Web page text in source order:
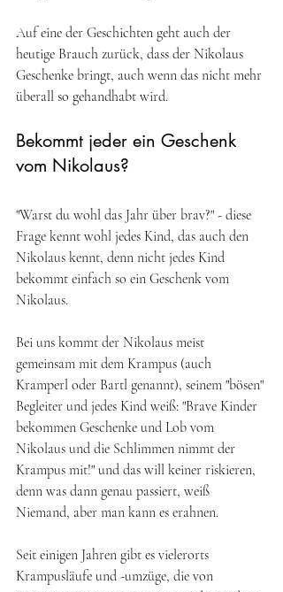
Auf eine der Geschichten geht auch der
heutige Brauch zurück, dass der Nikolaus
Geschenke bringt, auch wenn das nicht mehr
überall so gehandhabt wird.
Bekommt jeder ein Geschenk
vom Nikolaus?
"Warst du wohl das Jahr über brav?" - diese
Frage kennt wohl jedes Kind, das auch den
Nikolaus kennt, denn nicht jedes Kind
bekommt einfach so ein Geschenk vom
Nikolaus.
Bei uns kommt der Nikolaus meist
gemeinsam mit dem Krampus (auch
Kramperl oder Bartl genannt), seinem "bösen"
Begleiter und jedes Kind weiß: "Brave Kinder
bekommen Geschenke und Lob vom
Nikolaus und die Schlimmen nimmt der
Krampus mit!" und das will keiner riskieren,
denn was dann genau passiert, weiß
Niemand, aber man kann es erahnen.
Seit einigen Jahren gibt es vielerorts
Krampusläufe und -umzüge, die von